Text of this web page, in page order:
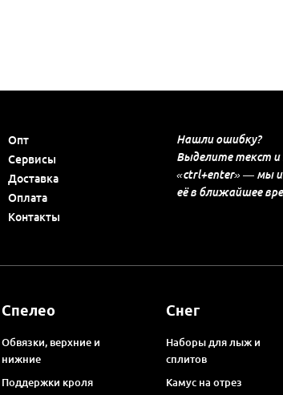
Опт
Сервисы
Доставка
Оплата
Контакты
Нашли ошибку?
Выделите текст
«ctrl+enter» — мы
её в ближайшее
Спелео
Обвязки, верхние и
нижние
Поддержки кроля
Снег
Наборы для лыж и
сплитов
Камус на отрез